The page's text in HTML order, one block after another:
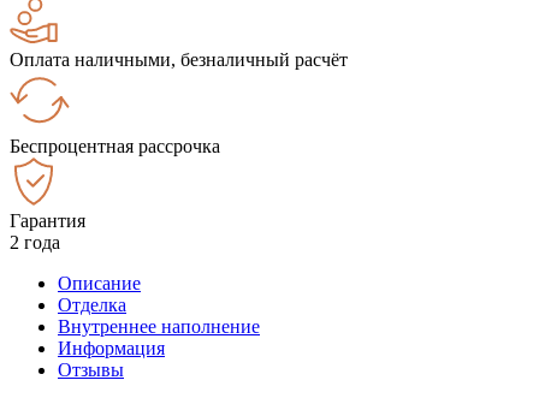
Оплата наличными, безналичный расчёт
Беспроцентная рассрочка
Гарантия
2 года
Описание
Отделка
Внутреннее наполнение
Информация
Отзывы